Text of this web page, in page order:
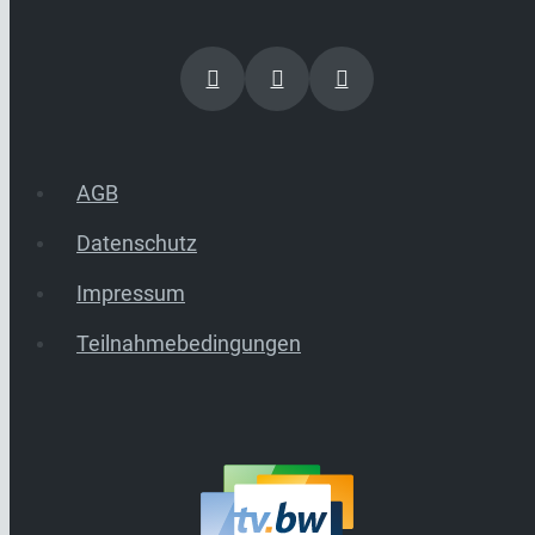
AGB
Datenschutz
Impressum
Teilnahmebedingungen